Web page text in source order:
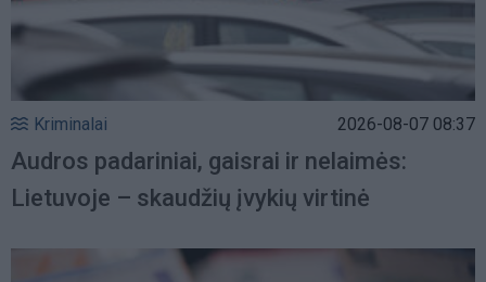
Kriminalai 2026-08-07 08:37
Audros padariniai, gaisrai ir nelaimės:
Lietuvoje – skaudžių įvykių virtinė